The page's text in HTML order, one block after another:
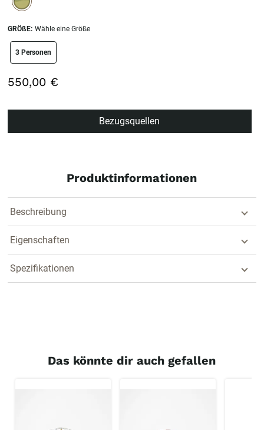
selected
GRÖßE: Wähle eine Größe
size swatch
3 Personen
550,00 €
Bezugsquellen
Produktinformationen
Beschreibung
Eigenschaften
Spezifikationen
Das könnte dir auch gefallen